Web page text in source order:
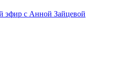
эфир с Анной Зайцевой